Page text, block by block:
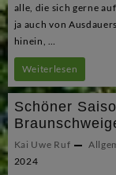
alle, die sich gerne
ja auch von
hinein, …
Klaus
kommentiert
–
Die
Lauf-
Weiterlesen
Schöner
Kai Uwe Ruf
2024